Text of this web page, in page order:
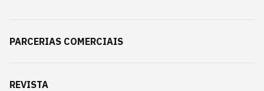
PARCERIAS COMERCIAIS
REVISTA